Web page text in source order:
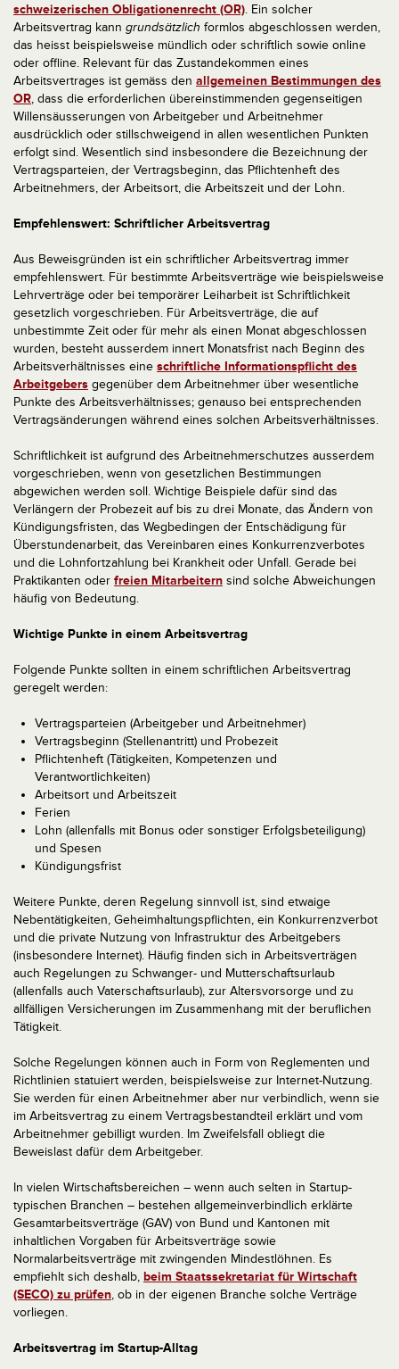
schweizerischen Obligationenrecht (OR). Ein solcher
Arbeitsvertrag kann grundsätzlich formlos abgeschlossen werden,
das heisst beispielsweise mündlich oder schriftlich sowie online
oder offline. Relevant für das Zustandekommen eines
Arbeitsvertrages ist gemäss den allgemeinen Bestimmungen des
OR, dass die erforderlichen übereinstimmenden gegenseitigen
Willensäusserungen von Arbeitgeber und Arbeitnehmer
ausdrücklich oder stillschweigend in allen wesentlichen Punkten
erfolgt sind. Wesentlich sind insbesondere die Bezeichnung der
Vertragsparteien, der Vertragsbeginn, das Pflichtenheft des
Arbeitnehmers, der Arbeitsort, die Arbeitszeit und der Lohn.
Empfehlenswert: Schriftlicher Arbeitsvertrag
Aus Beweisgründen ist ein schriftlicher Arbeitsvertrag immer
empfehlenswert. Für bestimmte Arbeitsverträge wie beispielsweise
Lehrverträge oder bei temporärer Leiharbeit ist Schriftlichkeit
gesetzlich vorgeschrieben. Für Arbeitsverträge, die auf
unbestimmte Zeit oder für mehr als einen Monat abgeschlossen
wurden, besteht ausserdem innert Monatsfrist nach Beginn des
Arbeitsverhältnisses eine schriftliche Informationspflicht des
Arbeitgebers gegenüber dem Arbeitnehmer über wesentliche
Punkte des Arbeitsverhältnisses; genauso bei entsprechenden
Vertragsänderungen während eines solchen Arbeitsverhältnisses.
Schriftlichkeit ist aufgrund des Arbeitnehmerschutzes ausserdem
vorgeschrieben, wenn von gesetzlichen Bestimmungen
abgewichen werden soll. Wichtige Beispiele dafür sind das
Verlängern der Probezeit auf bis zu drei Monate, das Ändern von
Kündigungsfristen, das Wegbedingen der Entschädigung für
Überstundenarbeit, das Vereinbaren eines Konkurrenzverbotes
und die Lohnfortzahlung bei Krankheit oder Unfall. Gerade bei
Praktikanten oder freien Mitarbeitern sind solche Abweichungen
häufig von Bedeutung.
Wichtige Punkte in einem Arbeitsvertrag
Folgende Punkte sollten in einem schriftlichen Arbeitsvertrag
geregelt werden:
Vertragsparteien (Arbeitgeber und Arbeitnehmer)
Vertragsbeginn (Stellenantritt) und Probezeit
Pflichtenheft (Tätigkeiten, Kompetenzen und
Verantwortlichkeiten)
Arbeitsort und Arbeitszeit
Ferien
Lohn (allenfalls mit Bonus oder sonstiger Erfolgsbeteiligung)
und Spesen
Kündigungsfrist
Weitere Punkte, deren Regelung sinnvoll ist, sind etwaige
Nebentätigkeiten, Geheimhaltungspflichten, ein Konkurrenzverbot
und die private Nutzung von Infrastruktur des Arbeitgebers
(insbesondere Internet). Häufig finden sich in Arbeitsverträgen
auch Regelungen zu Schwanger- und Mutterschaftsurlaub
(allenfalls auch Vaterschaftsurlaub), zur Altersvorsorge und zu
allfälligen Versicherungen im Zusammenhang mit der beruflichen
Tätigkeit.
Solche Regelungen können auch in Form von Reglementen und
Richtlinien statuiert werden, beispielsweise zur Internet-Nutzung.
Sie werden für einen Arbeitnehmer aber nur verbindlich, wenn sie
im Arbeitsvertrag zu einem Vertragsbestandteil erklärt und vom
Arbeitnehmer gebilligt wurden. Im Zweifelsfall obliegt die
Beweislast dafür dem Arbeitgeber.
In vielen Wirtschaftsbereichen – wenn auch selten in Startup-
typischen Branchen – bestehen allgemeinverbindlich erklärte
Gesamtarbeitsverträge (GAV) von Bund und Kantonen mit
inhaltlichen Vorgaben für Arbeitsverträge sowie
Normalarbeitsverträge mit zwingenden Mindestlöhnen. Es
empfiehlt sich deshalb, beim Staatssekretariat für Wirtschaft
(SECO) zu prüfen, ob in der eigenen Branche solche Verträge
vorliegen.
Arbeitsvertrag im Startup-Alltag